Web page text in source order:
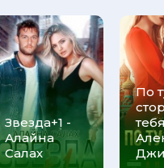
Звезда+1 -
Алайна
Салах
По